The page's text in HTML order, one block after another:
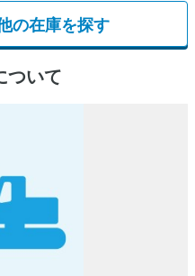
の在庫を探す
ついて